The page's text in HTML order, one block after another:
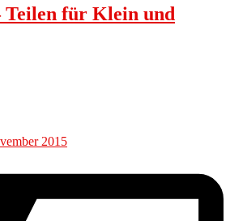
für Klein und
2015